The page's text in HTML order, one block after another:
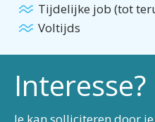
Tijdelijke job (tot
Voltijds
Interesse?